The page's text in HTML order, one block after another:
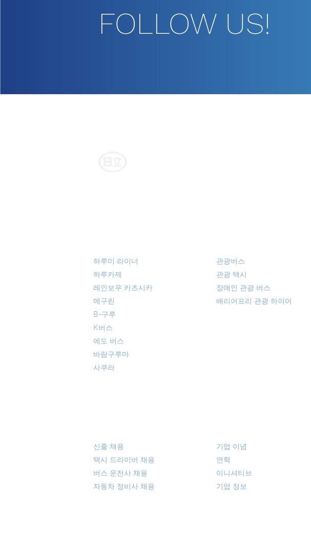
FOLLOW US!
하루미 라이너
하루카제
레인보우 카츠시카
메구린
B-구루
K버스
에도 버스
​바람구루마
​사쿠라
관광버스
관광 택시
장애인 관광 버스
배리어프리 관광 하이어
신졸 채용
택시 드라이버 채용
버스 운전사 채용
​자동차 정비사 채용
기업 이념
연혁
이니셔티브
​기업 정보